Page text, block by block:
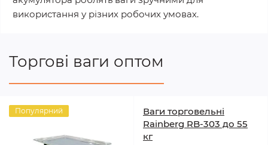
використання у різних робочих умовах.
Торгові ваги оптом
Популярний
Ваги торговельні
Rainberg RB-303 до 55
кг